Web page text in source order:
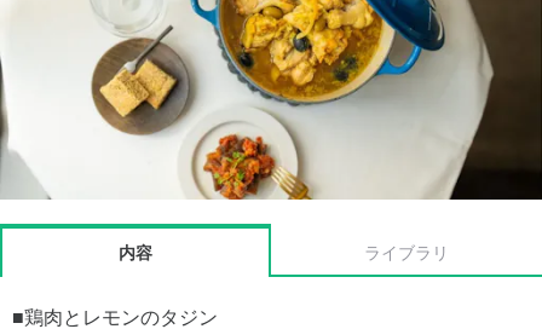
内容 ライブラリ
■鶏肉とレモンのタジン